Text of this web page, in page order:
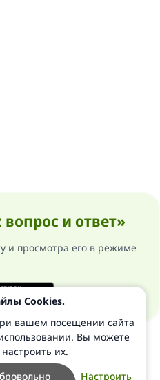
и ответ»
и просмотра его в режиме
Cookies.
вашем посещении сайта
Вы можете
их.
Настроить